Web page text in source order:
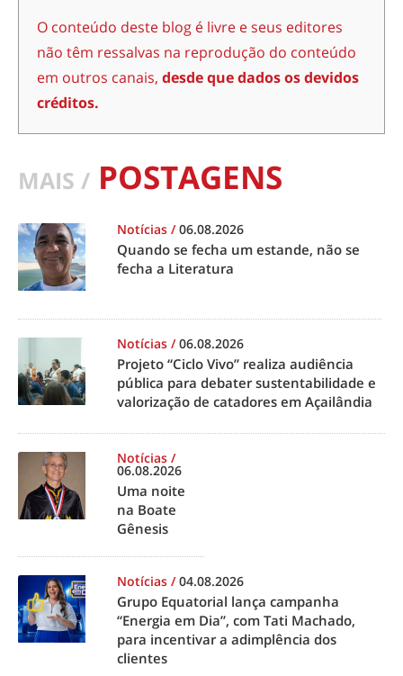
O conteúdo deste blog é livre e seus editores
não têm ressalvas na reprodução do conteúdo
em outros canais, desde que dados os devidos
créditos.
MAIS / POSTAGENS
Notícias /06.08.2026
Quando se fecha um estande, não se
fecha a Literatura
Notícias /06.08.2026
Projeto “Ciclo Vivo” realiza audiência
pública para debater sustentabilidade e
valorização de catadores em Açailândia
Notícias /
06.08.2026
Uma noite
na Boate
Gênesis
Notícias /04.08.2026
Grupo Equatorial lança campanha
“Energia em Dia”, com Tati Machado,
para incentivar a adimplência dos
clientes